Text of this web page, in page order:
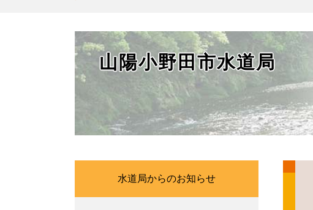
山陽小野田市水道局
水道局からのお知らせ